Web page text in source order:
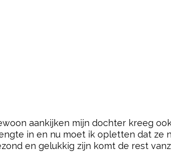
aankijken mijn dochter kreeg
in en nu moet ik opletten dat ze
en gelukkig zijn komt de rest